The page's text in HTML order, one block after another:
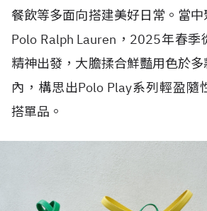
餐飲等多面向搭建美好日常。當
Polo Ralph Lauren，2025年春季
精神出發，大膽揉合鮮豔用色於
內，構思出Polo Play系列輕盈隨
搭單品。